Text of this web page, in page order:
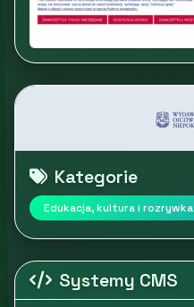
Kategorie
Edukacja, kultura i rozrywka
Systemy CMS